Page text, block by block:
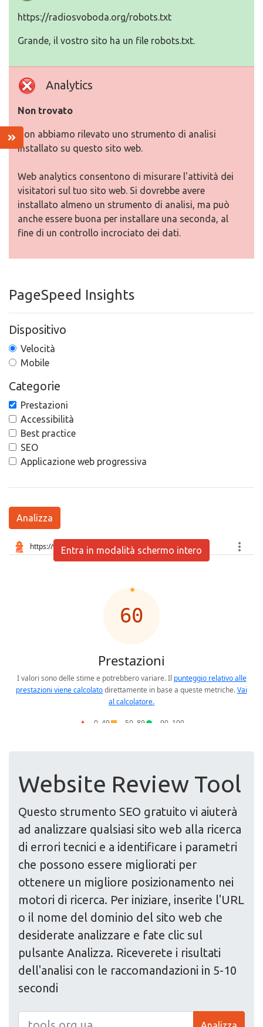
https://radiosvoboda.org/robots.txt
Grande, il vostro sito ha un file robots.txt.
Analytics
Non trovato
Non abbiamo rilevato uno strumento di analisi
installato su questo sito web.
Web analytics consentono di misurare l'attività dei
visitatori sul tuo sito web. Si dovrebbe avere
installato almeno un strumento di analisi, ma può
anche essere buona per installare una seconda, al
fine di un controllo incrociato dei dati.
PageSpeed Insights
Dispositivo
Velocità
Mobile
Categorie
Prestazioni
Accessibilità
Best practice
SEO
Applicazione web progressiva
Analizza
Entra in modalità schermo intero
Website Review Tool
Questo strumento SEO gratuito vi aiuterà
ad analizzare qualsiasi sito web alla ricerca
di errori tecnici e a identificare i parametri
che possono essere migliorati per
ottenere un migliore posizionamento nei
motori di ricerca. Per iniziare, inserite l'URL
o il nome del dominio del sito web che
desiderate analizzare e fate clic sul
pulsante Analizza. Riceverete i risultati
dell'analisi con le raccomandazioni in 5-10
secondi